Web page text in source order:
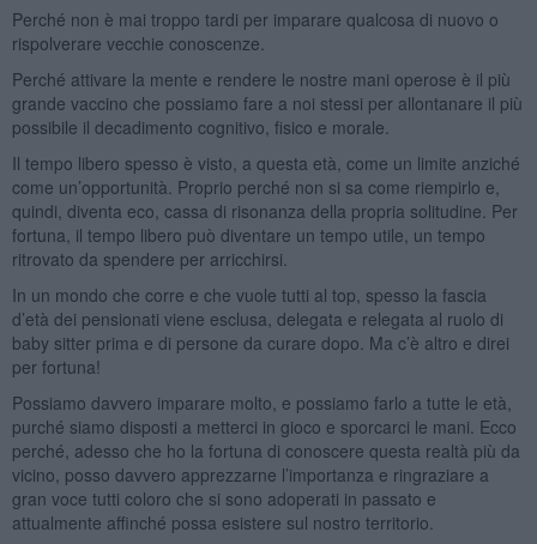
Perché non è mai troppo tardi per imparare qualcosa di nuovo o
rispolverare vecchie conoscenze.
Perché attivare la mente e rendere le nostre mani operose è il più
grande vaccino che possiamo fare a noi stessi per allontanare il più
possibile il decadimento cognitivo, fisico e morale.
Il tempo libero spesso è visto, a questa età, come un limite anziché
come un’opportunità. Proprio perché non si sa come riempirlo e,
quindi, diventa eco, cassa di risonanza della propria solitudine. Per
fortuna, il tempo libero può diventare un tempo utile, un tempo
ritrovato da spendere per arricchirsi.
In un mondo che corre e che vuole tutti al top, spesso la fascia
d’età dei pensionati viene esclusa, delegata e relegata al ruolo di
baby sitter prima e di persone da curare dopo. Ma c’è altro e direi
per fortuna!
Possiamo davvero imparare molto, e possiamo farlo a tutte le età,
purché siamo disposti a metterci in gioco e sporcarci le mani. Ecco
perché, adesso che ho la fortuna di conoscere questa realtà più da
vicino, posso davvero apprezzarne l’importanza e ringraziare a
gran voce tutti coloro che si sono adoperati in passato e
attualmente affinché possa esistere sul nostro territorio.